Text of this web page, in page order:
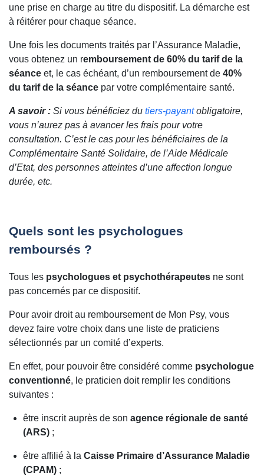
une prise en charge au titre du dispositif. La démarche est
à réitérer pour chaque séance.
Une fois les documents traités par l’Assurance Maladie,
vous obtenez un remboursement de 60% du tarif de la
séance et, le cas échéant, d’un remboursement de 40%
du tarif de la séance par votre complémentaire santé.
A savoir : Si vous bénéficiez du tiers-payantobligatoire,
vous n’aurez pas à avancer les frais pour votre
consultation. C’est le cas pour les bénéficiaires de la
Complémentaire Santé Solidaire, de l’Aide Médicale
d’Etat, des personnes atteintes d’une affection longue
durée, etc.
Quels sont les psychologues
remboursés ?
Tous les psychologues et psychothérapeutes ne sont
pas concernés par ce dispositif.
Pour avoir droit au remboursement de Mon Psy, vous
devez faire votre choix dans une liste de praticiens
sélectionnés par un comité d’experts.
En effet, pour pouvoir être considéré comme psychologue
conventionné, le praticien doit remplir les conditions
suivantes :
être inscrit auprès de son agence régionale de santé
(ARS) ;
être affilié à la Caisse Primaire d’Assurance Maladie
(CPAM) ;